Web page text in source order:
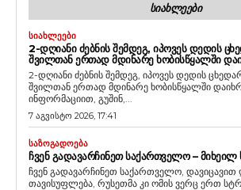
ᲡᲘᲐᲮᲚᲔᲔᲑᲘ
ᲡᲘᲐᲮᲚᲔᲔᲑᲘ
2-ᲓᲦᲘᲐᲜᲘ ᲫᲔᲑᲜᲘᲡ ᲨᲔᲛᲓᲔᲒ, ᲘᲞᲝᲕᲔᲡ ᲓᲔᲓᲘᲡ
ᲨᲕᲘᲚᲗᲐᲜ ᲔᲠᲗᲐᲓ ᲛᲓᲘᲜᲐᲠᲔ ᲮᲝᲑᲘᲡᲬᲧᲐᲚᲨᲘ
2-დღიანი ძებნის შემდეგ, იპოვეს დედის
შვილთან ერთად მდინარე ხობისწყალში
ინფორმაციით, გუშინ,...
7 აგვისტო 2026, 17:41
ᲡᲐᲖᲝᲒᲐᲓᲝᲔᲑᲐ
ᲩᲕᲔᲜ ᲒᲐᲓᲐᲕᲐᲠᲩᲘᲜᲔᲗ ᲡᲐᲥᲐᲠᲗᲕᲔᲚᲝ – ᲛᲘᲮᲔᲘᲚ
ჩვენ გადავარჩინეთ საქართველო, დავიცავით
თავისუფლება, რუსეთმა კი ომის ვერც ერთ